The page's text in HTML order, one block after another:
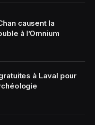
causent la
à l’Omnium
à Laval pour